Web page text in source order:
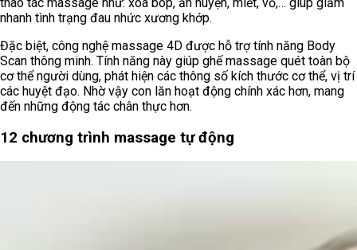
nhanh tình trạng đau nhức xương khớp.
Đặc biệt, công nghệ massage 4D được hỗ trợ tính năng Body
Scan thông minh. Tính năng này giúp ghế massage quét toàn bộ
cơ thể người dùng, phát hiện các thông số kích thước cơ thể, vị trí
các huyệt đạo. Nhờ vậy con lăn hoạt động chính xác hơn, mang
đến những động tác chân thực hơn.
12 chương trình massage tự động